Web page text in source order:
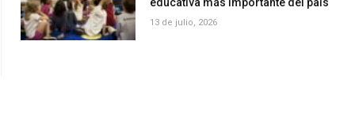
13 de julio, 2026